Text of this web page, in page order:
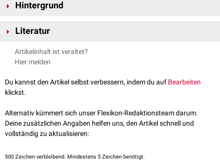
Hintergrund
verwendet und dienen dabei der
HydrodissektionzurAblation
Literatur
Keefe N.A., IR Playbook: A Comprehensive Introduction to
Interventional Radiology, 2018, Deutschland, Springer International
Artikelinhalt ist veraltet?
Hier melden
Du kannst den Artikel selbst verbessern, indem du auf Bearbeiten
klickst.
Alternativ kümmert sich unser Flexikon-Redaktionsteam darum.
Deine zusätzlichen Angaben helfen uns, den Artikel schnell und
vollständig zu aktualisieren:
500 Zeichen verbleibend. Mindestens 5 Zeichen benötigt.